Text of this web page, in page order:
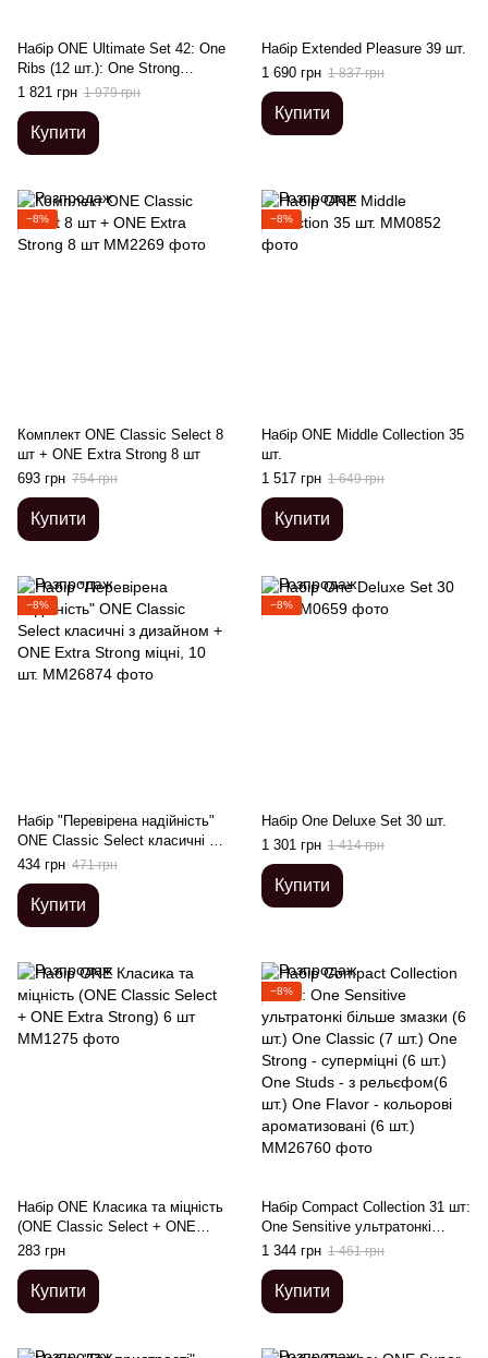
Набір ONE Ultimate Set 42: One
Ribs (12 шт.): One Strong
надміцні (6 шт.): One Studs з
точечним рельєфом (12 шт.):
One Flavor (6 шт.)
1 821 грн 1 979 грн
Купити
Набір Extended Pleasure 39 шт.
1 690 грн 1 837 грн
Купити
−8%
Комплект ONE Classic Select 8
шт + ONE Extra Strong 8 шт
693 грн 754 грн
Купити
−8%
Набір ONE Middle Collection 35
шт.
1 517 грн 1 649 грн
Купити
−8%
Набір "Перевірена надійність"
ONE Classic Select класичні з
дизайном + ONE Extra Strong
міцні, 10 шт.
434 грн 471 грн
Купити
−8%
Набір One Deluxe Set 30 шт.
1 301 грн 1 414 грн
Купити
Набір ONE Класика та міцність
(ONE Classic Select + ONE
Extra Strong) 6 шт
283 грн
Купити
−8%
Набір Compact Collection 31 шт:
One Sensitive ультратонкі
більше змазки (6 шт.) One
Classic (7 шт.) One Strong -
суперміцні (6 шт.) One Studs - з
рельєфом(6 шт.) One Flavor -
1 344 грн 1 461 грн
Купити